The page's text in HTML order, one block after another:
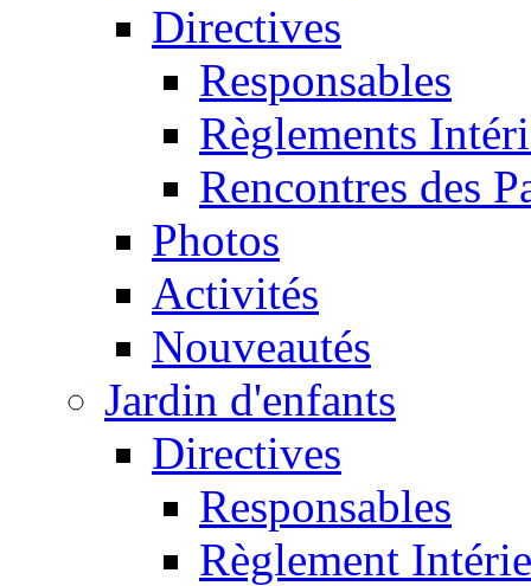
Directives
Responsables
Règlements
Rencontres des
Photos
Activités
Nouveautés
Jardin d'enfants
Directives
Responsables
Règlement